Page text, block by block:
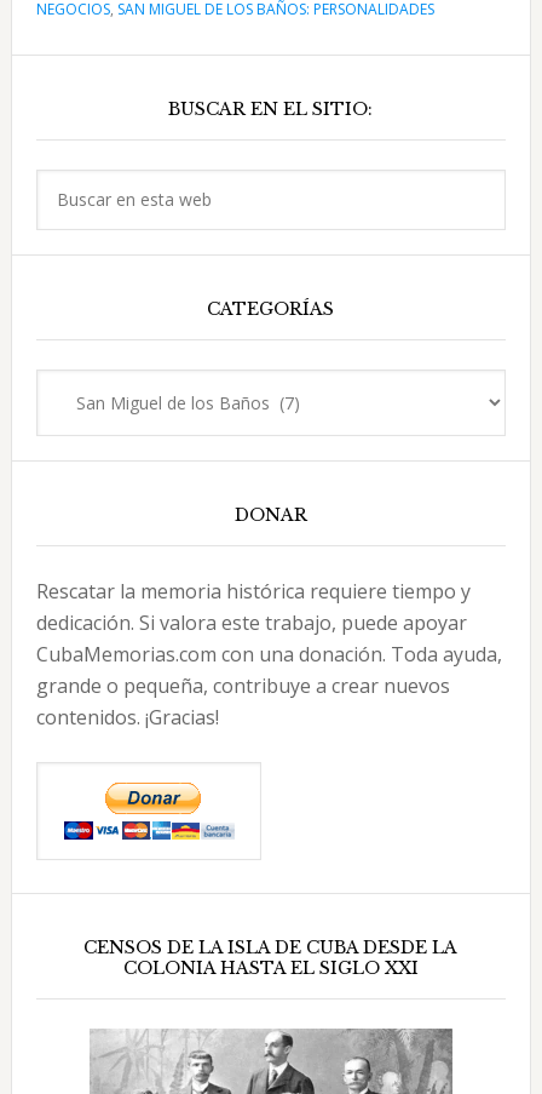
de
los
balneario
de
aguas
NEGOCIOS, SAN MIGUEL DE LOS BAÑOS: PERSONALIDADES
principal
BUSCAR EN EL SITIO:
CATEGORÍAS
DONAR
Rescatar la memoria histórica requiere tiempo y
dedicación. Si valora este trabajo, puede apoyar
CubaMemorias.com con una donación. Toda ayuda,
grande o pequeña, contribuye a crear nuevos
contenidos. ¡Gracias!
CENSOS DE LA ISLA DE CUBA DESDE LA
COLONIA HASTA EL SIGLO XXI